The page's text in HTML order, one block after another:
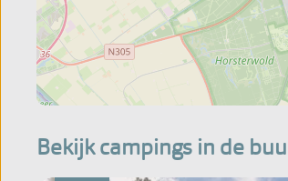
Bekijk campings in de